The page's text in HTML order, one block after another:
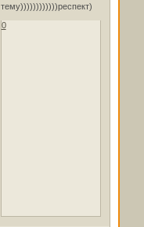
тему))))))))))))респект)
0